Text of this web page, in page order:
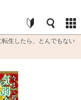
生したら、とんでもない